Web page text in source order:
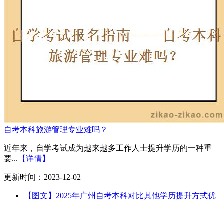
自考本科旅游管理专业难吗？
近年来，自学考试成为越来越多工作人士提升学历的一种重
要... 【详情】
更新时间：2023-12-02
【图文】2025年广州自考本科对比其他学历提升方式优